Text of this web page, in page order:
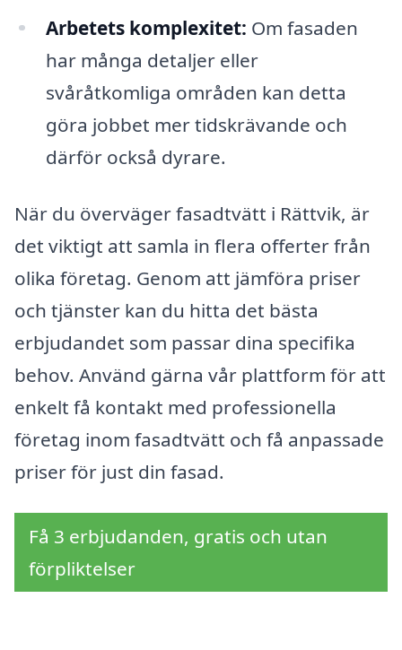
Arbetets komplexitet: Om fasaden
har många detaljer eller
svåråtkomliga områden kan detta
göra jobbet mer tidskrävande och
därför också dyrare.
När du överväger fasadtvätt i Rättvik, är
det viktigt att samla in flera offerter från
olika företag. Genom att jämföra priser
och tjänster kan du hitta det bästa
erbjudandet som passar dina specifika
behov. Använd gärna vår plattform för att
enkelt få kontakt med professionella
företag inom fasadtvätt och få anpassade
priser för just din fasad.
Få 3 erbjudanden, gratis och utan
förpliktelser